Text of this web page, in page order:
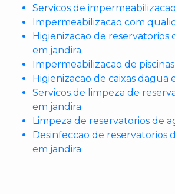
Servicos de
Impermeabilizacao com
Higienizacao de reservatorios
em jandira
Impermeabilizacao de
Higienizacao de caixas dagua
Servicos de limpeza de
em jandira
Limpeza de reservatorios de
Desinfeccao de reservatorios
em jandira